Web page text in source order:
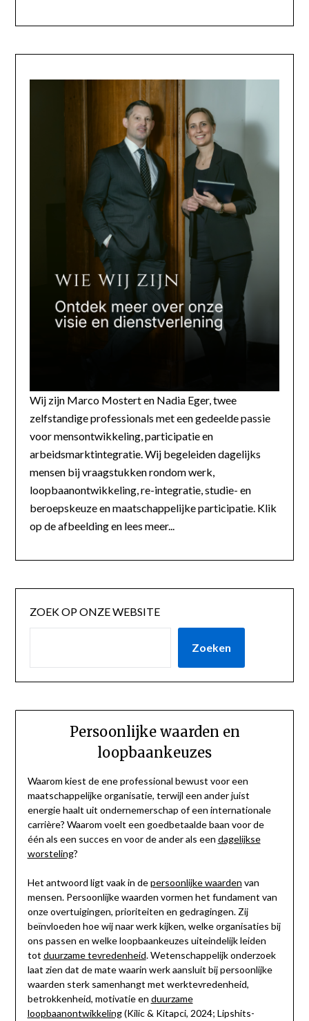
Wij zijn Marco Mostert en Nadia Eger, twee
zelfstandige professionals met een gedeelde passie
voor mensontwikkeling, participatie en
arbeidsmarktintegratie. Wij begeleiden dagelijks
mensen bij vraagstukken rondom werk,
loopbaanontwikkeling, re-integratie, studie- en
beroepskeuze en maatschappelijke participatie. Klik
op de afbeelding en lees meer...
ZOEK OP ONZE WEBSITE
Zoeken
Persoonlijke waarden en
loopbaankeuzes
Waarom kiest de ene professional bewust voor een
maatschappelijke organisatie, terwijl een ander juist
energie haalt uit ondernemerschap of een internationale
carrière? Waarom voelt een goedbetaalde baan voor de
één als een succes en voor de ander als een dagelijkse
worsteling?
Het antwoord ligt vaak in depersoonlijke waarden van
mensen. Persoonlijke waarden vormen het fundament van
onze overtuigingen, prioriteiten en gedragingen. Zij
beïnvloeden hoe wij naar werk kijken, welke organisaties bij
ons passen en welke loopbaankeuzes uiteindelijk leiden
tot duurzame tevredenheid. Wetenschappelijk onderzoek
laat zien dat de mate waarin werk aansluit bij persoonlijke
waarden sterk samenhangt met werktevredenheid,
betrokkenheid, motivatie en duurzame
loopbaanontwikkeling(Kilic & Kitapci, 2024; Lipshits-